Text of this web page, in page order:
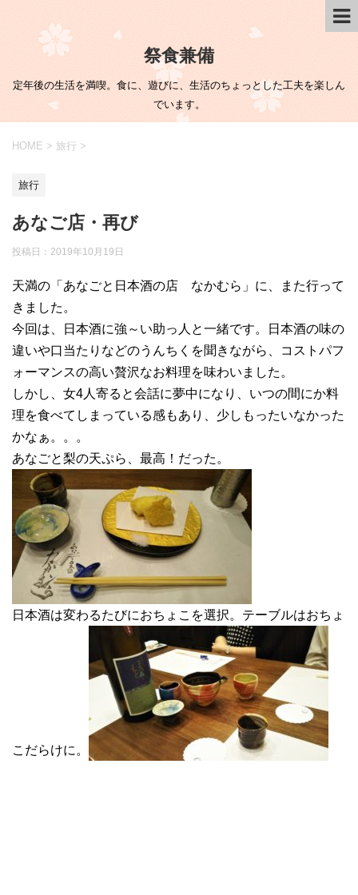
祭食兼備
定年後の生活を満喫。食に、遊びに、生活のちょっとした工夫を楽しん
でいます。
HOME > 旅行 >
旅行
あなご店・再び
投稿日： 2019年10月19日
天満の「あなごと日本酒の店 なかむら」に、また行って
きました。
今回は、日本酒に強～い助っ人と一緒です。日本酒の味の
違いや口当たりなどのうんちくを聞きながら、コストパフ
ォーマンスの高い贅沢なお料理を味わいました。
しかし、女4人寄ると会話に夢中になり、いつの間にか料
理を食べてしまっている感もあり、少しもったいなかった
かなぁ。。。
あなごと梨の天ぷら、最高！だった。
日本酒は変わるたびにおちょこを選択。テーブルはおちょ
こだらけに。